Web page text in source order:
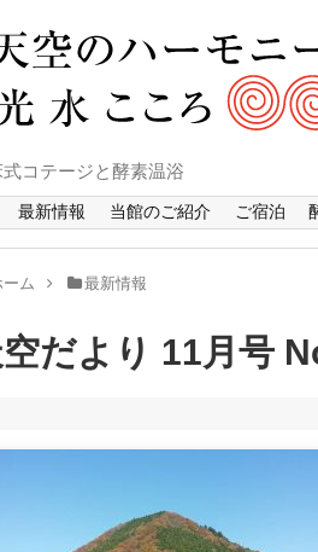
コテージと酵素温浴
最新情報 当館のご紹介 ご宿泊
ーム 最新情報
だより 11月号